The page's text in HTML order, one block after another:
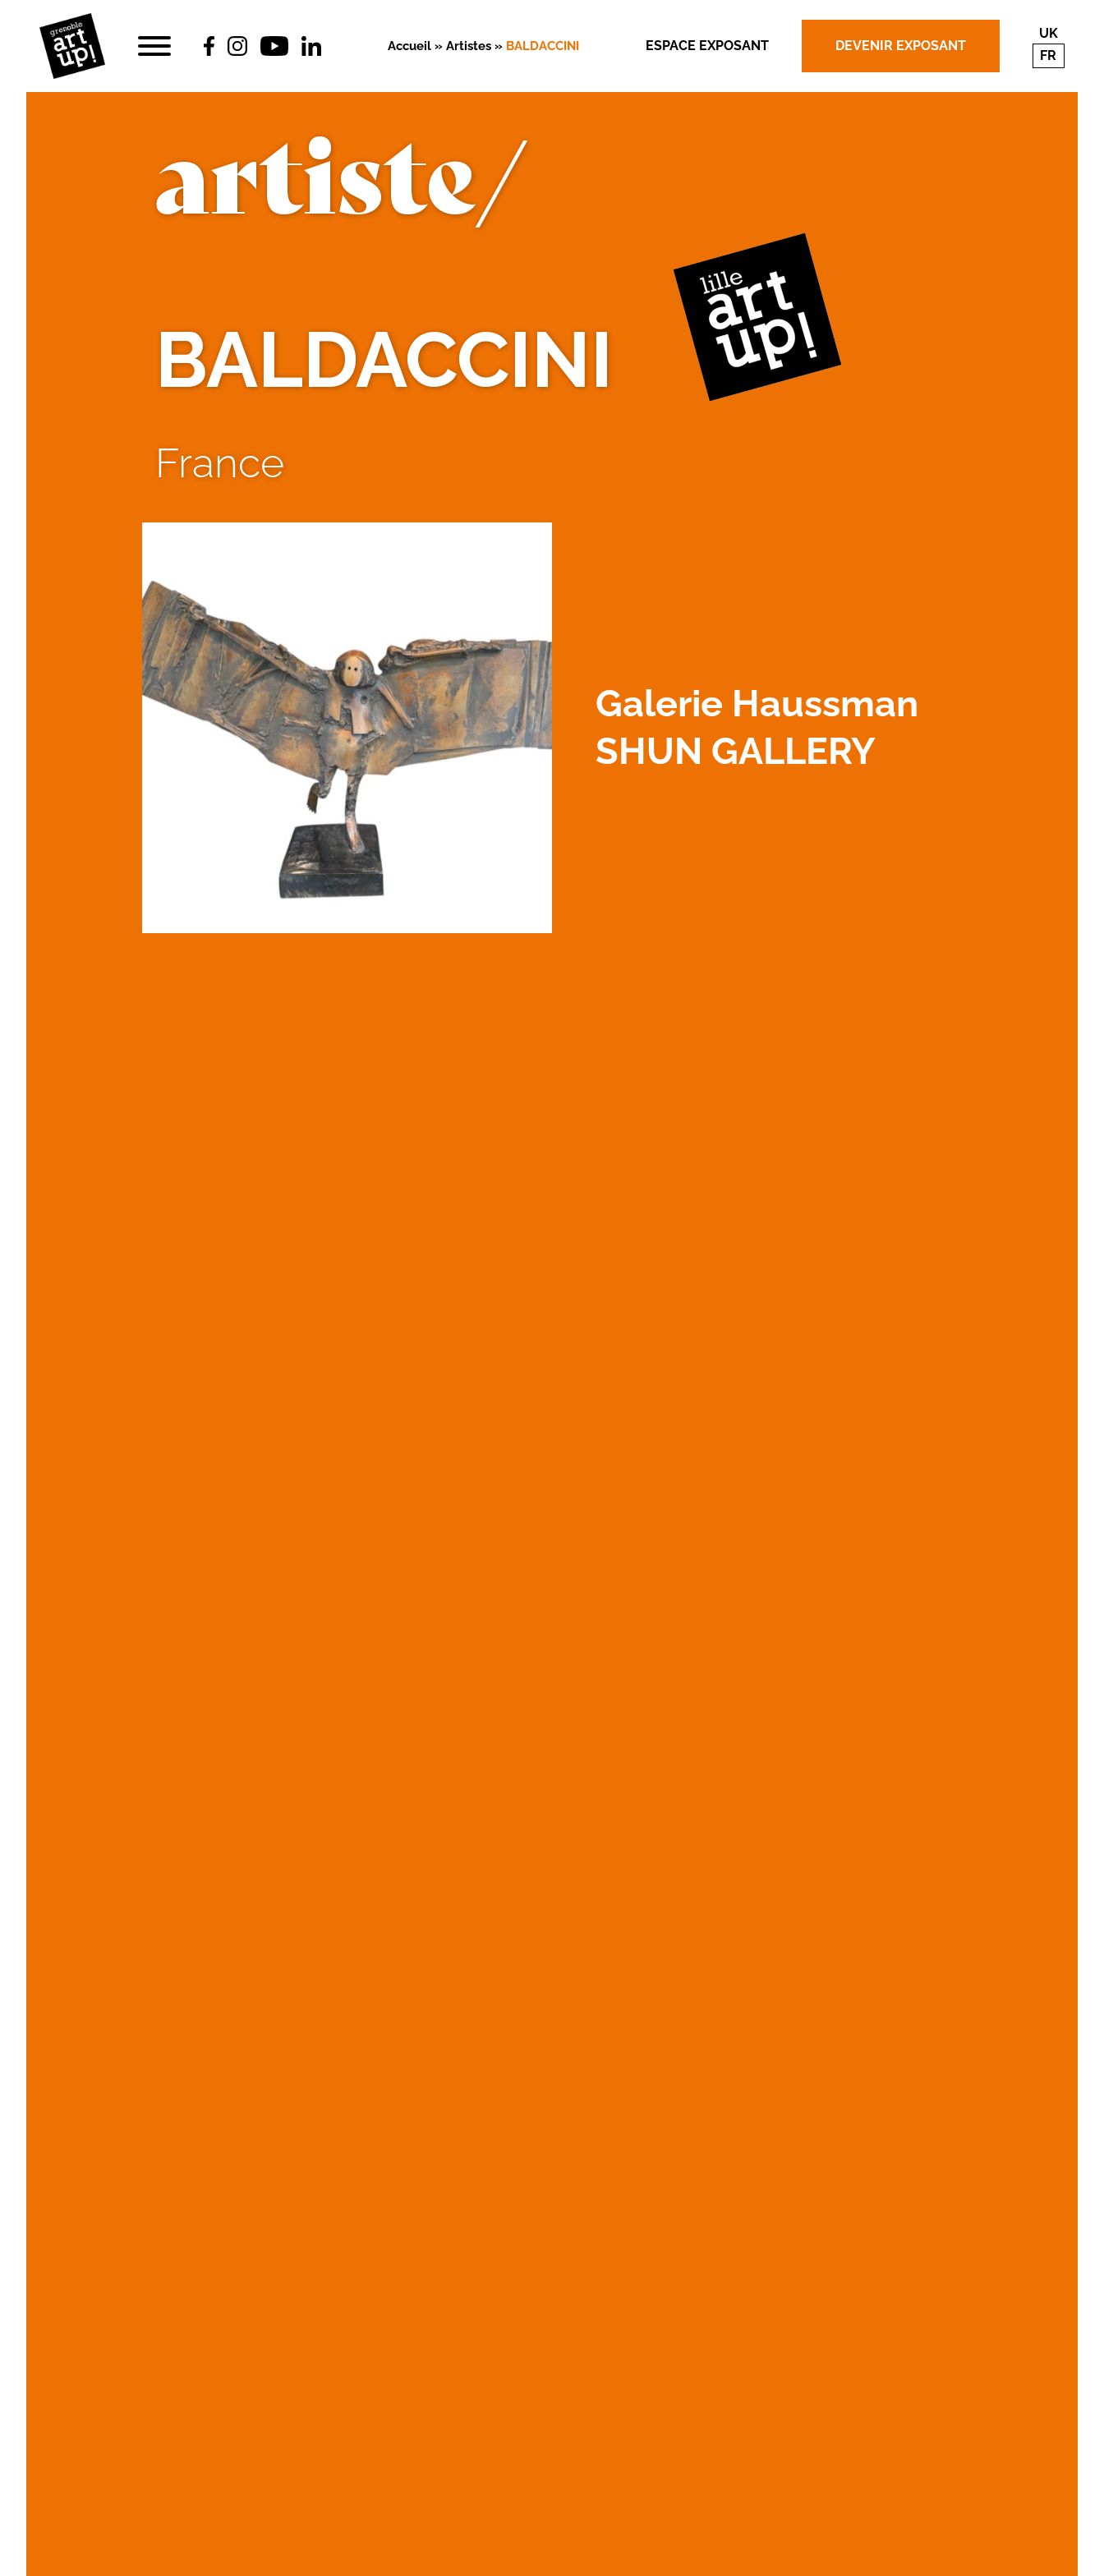
Accueil» Artistes» BALDACCINI ESPACE EXPOSANT DEVENIR EXPOSANT
UK
FR
artiste/
BALDACCINI
France
Galerie Haussman
SHUN GALLERY